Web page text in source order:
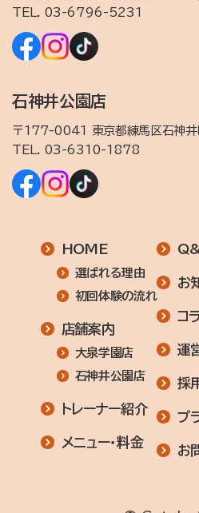
TEL. 03-6796-5231
石神井公園店
〒177-0041 東京都練馬区石神
TEL. 03-6310-1878
HOME
選ばれる理由
初回体験の流れ
店舗案内
大泉学園店
石神井公園店
トレーナー紹介
メニュー・料金
お
コ
運
採
プ
お